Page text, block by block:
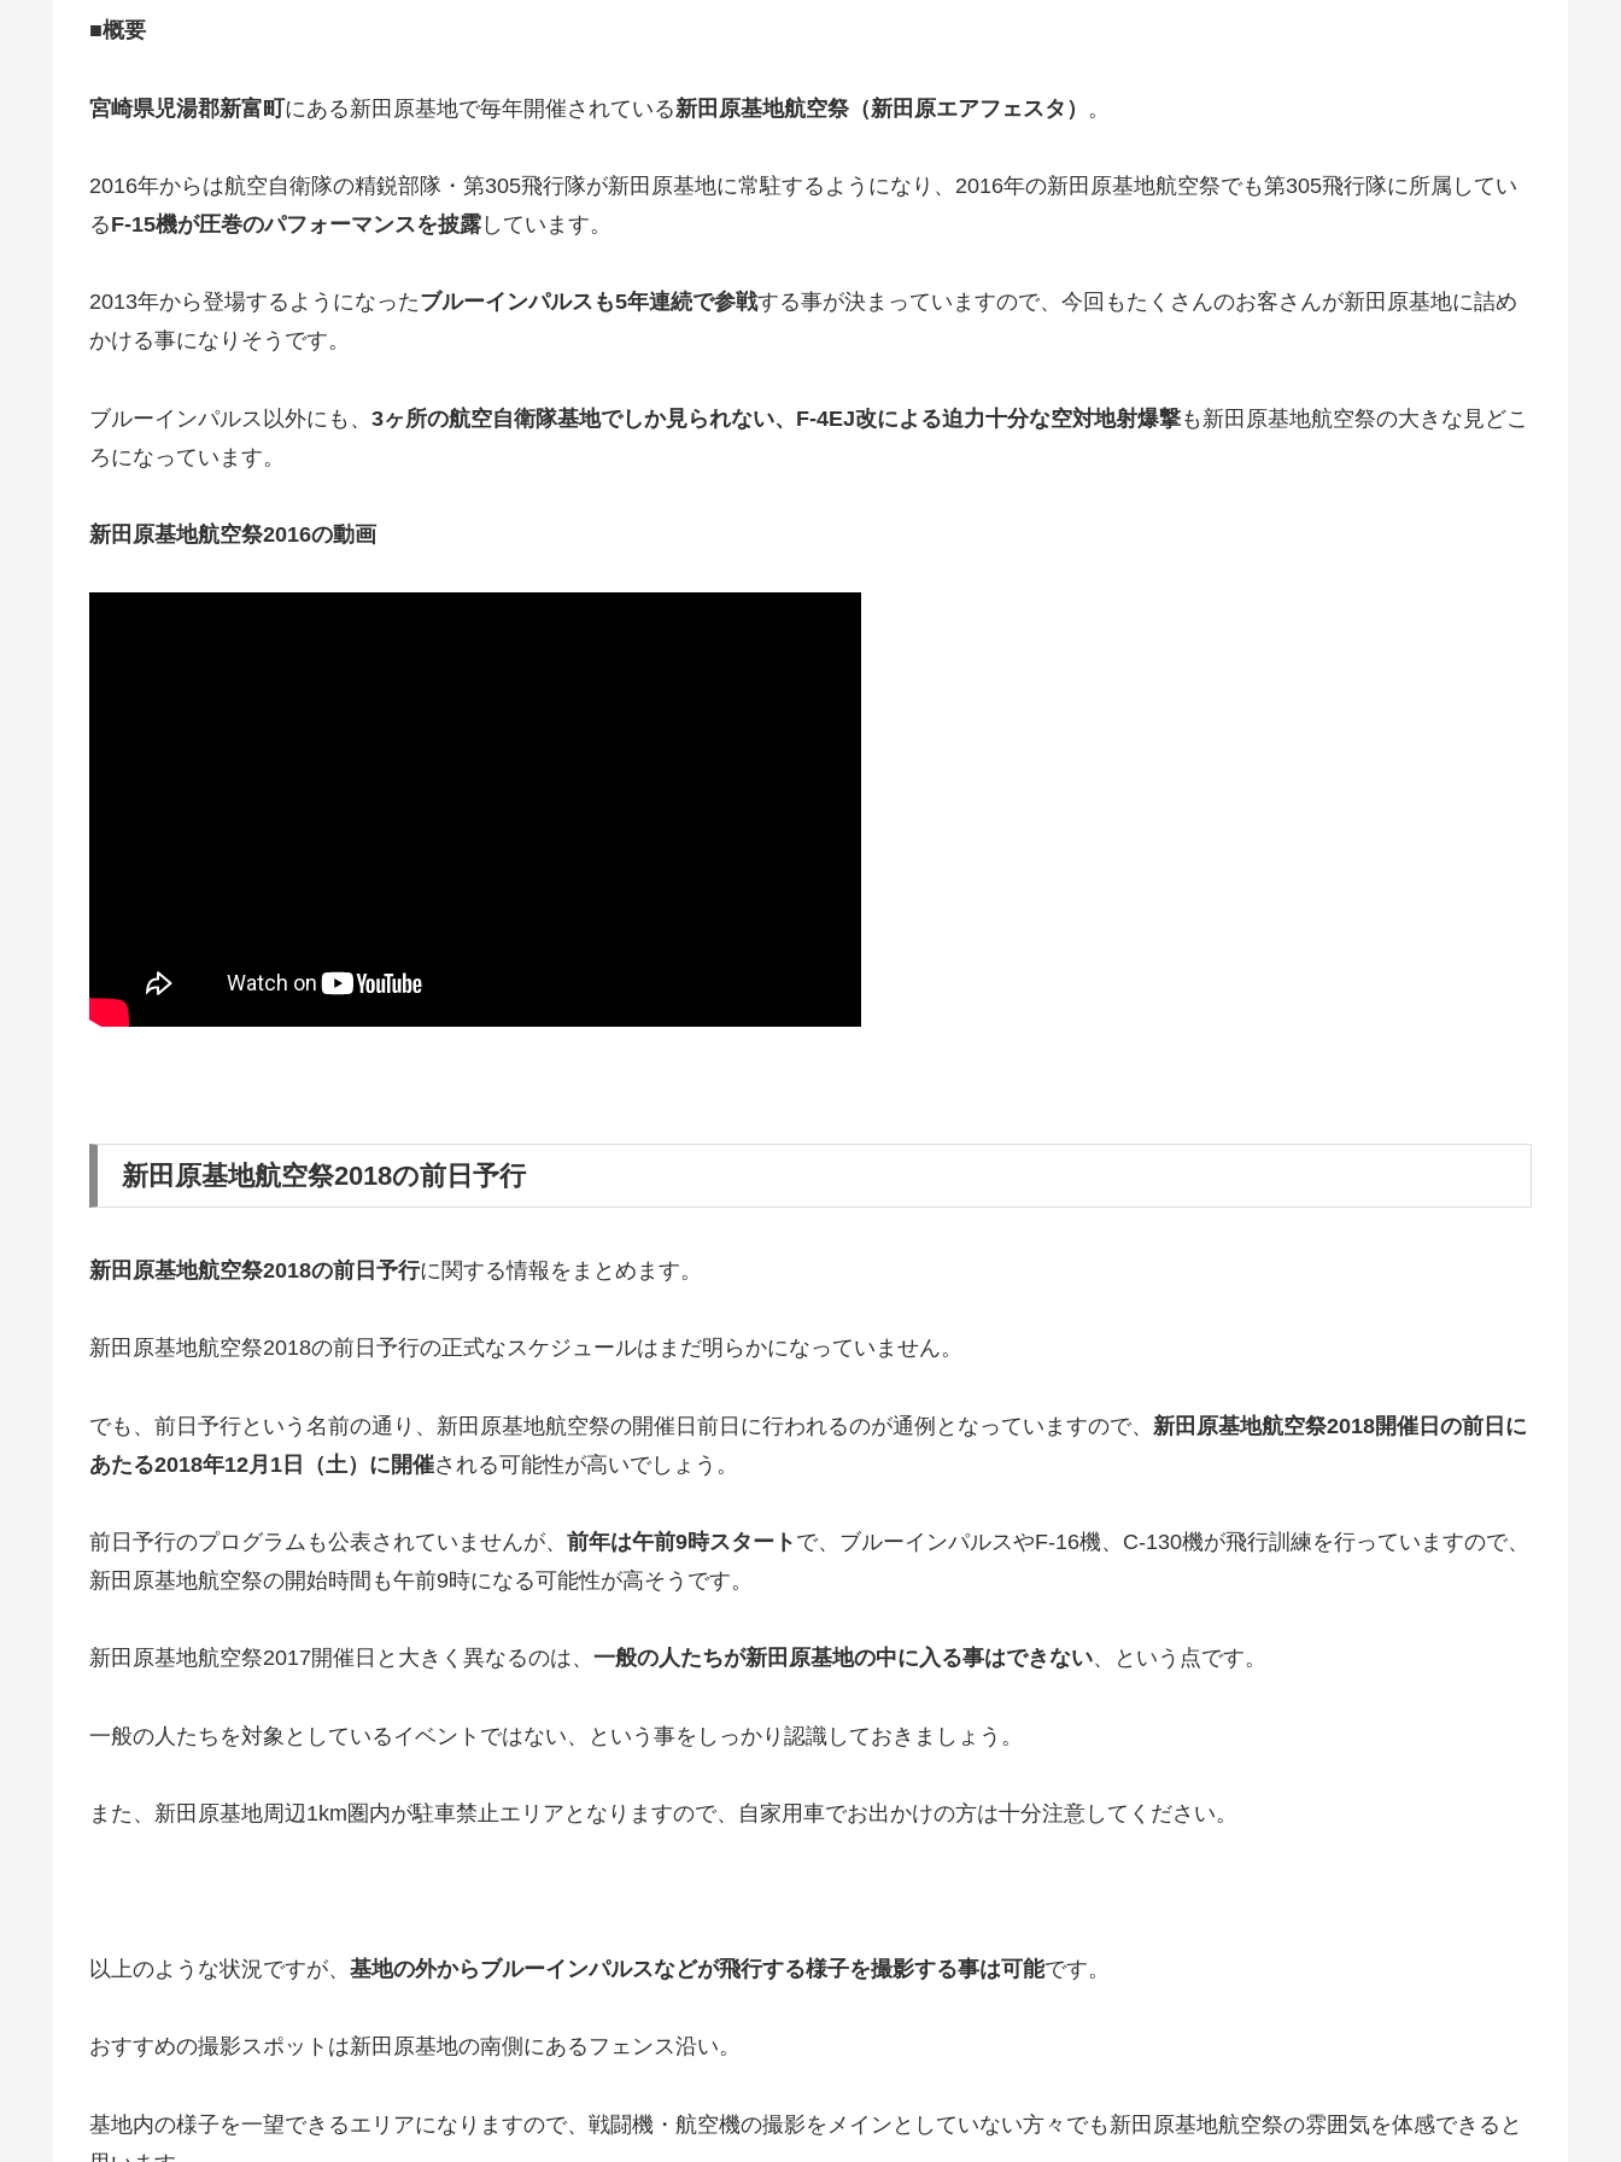
■概要
宮崎県児湯郡新富町にある新田原基地で毎年開催されている新田原基地航空祭（新田原エアフェスタ） 。
2016年からは航空自衛隊の精鋭部隊・第305飛行隊が新田原基地に常駐するようになり、2016年の新田原基地航空祭でも第305飛行隊に所属してい
るF-15機が圧巻のパフォーマンスを披露 しています。
2013年から登場するようになったブルーインパルスも5年連続で参戦する事が決まっていますので、今回もたくさんのお客さんが新田原基地に詰め
かける事になりそうです。
ブルーインパルス以外にも、 3ヶ所の航空自衛隊基地でしか見られない、F-4EJ改による迫力十分な空対地射爆撃も新田原基地航空祭の大きな見どこ
ろになっています。
新田原基地航空祭2016の動画
新田原基地航空祭2018の前日予行
新田原基地航空祭2018の前日予行に関する情報をまとめます。
新田原基地航空祭2018の前日予行の正式なスケジュールはまだ明らかになっていません。
でも、前日予行という名前の通り、新田原基地航空祭の開催日前日に行われるのが通例となっていますので、 新田原基地航空祭2018開催日の前日に
あたる2018年12月1日（土）に開催される可能性が高いでしょう。
前日予行のプログラムも公表されていませんが、 前年は午前9時スタート で、ブルーインパルスやF-16機、C-130機が飛行訓練を行っていますので、
新田原基地航空祭の開始時間も午前9時になる可能性が高そうです。
新田原基地航空祭2017開催日と大きく異なるのは、 一般の人たちが新田原基地の中に入る事はできない、という点です。
一般の人たちを対象としているイベントではない、という事をしっかり認識しておきましょう。
また、新田原基地周辺1km圏内が駐車禁止エリアとなりますので、自家用車でお出かけの方は十分注意してください。
以上のような状況ですが、 基地の外からブルーインパルスなどが飛行する様子を撮影する事は可能です。
おすすめの撮影スポットは新田原基地の南側にあるフェンス沿い。
基地内の様子を一望できるエリアになりますので、戦闘機・航空機の撮影をメインとしていない方々でも新田原基地航空祭の雰囲気を体感できると